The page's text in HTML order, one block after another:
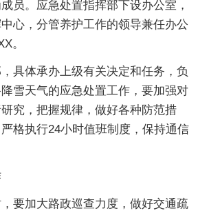
员。应急处置指挥部下设办公室，
心，分管养护工作的领导兼任办公
。
具体承办上级有关决定和任务，负
雪天气的应急处置工作，要加强对
究，把握规律，做好各种防范措
格执行24小时值班制度，保持通信
要加大路政巡查力度，做好交通疏